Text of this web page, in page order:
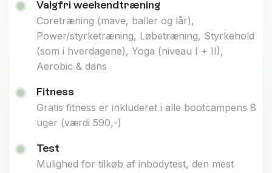
Valgfri weekendtræning
Coretræning (mave, baller og lår),
Power/styrketræning, Løbetræning, Styrkehold
(som i hverdagene), Yoga (niveau I + II),
Aerobic & dans
Fitness
Gratis fitness er inkluderet i alle bootcampens 8
uger (værdi 590,-)
Test
Mulighed for tilkøb af inbodytest, den mest